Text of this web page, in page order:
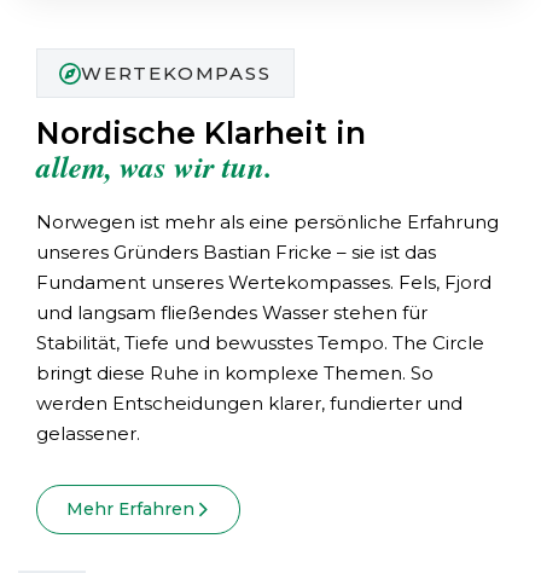
WERTEKOMPASS
Nordische Klarheit in
allem, was wir tun.
Norwegen ist mehr als eine persönliche Erfahrung
unseres Gründers Bastian Fricke – sie ist das
Fundament unseres Wertekompasses. Fels, Fjord
und langsam fließendes Wasser stehen für
Stabilität, Tiefe und bewusstes Tempo. The Circle
bringt diese Ruhe in komplexe Themen. So
werden Entscheidungen klarer, fundierter und
gelassener.
Mehr Erfahren